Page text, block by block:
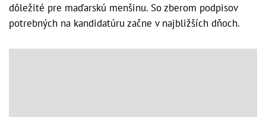
dôležité pre maďarskú menšinu. So zberom podpisov
potrebných na kandidatúru začne v najbližších dňoch.